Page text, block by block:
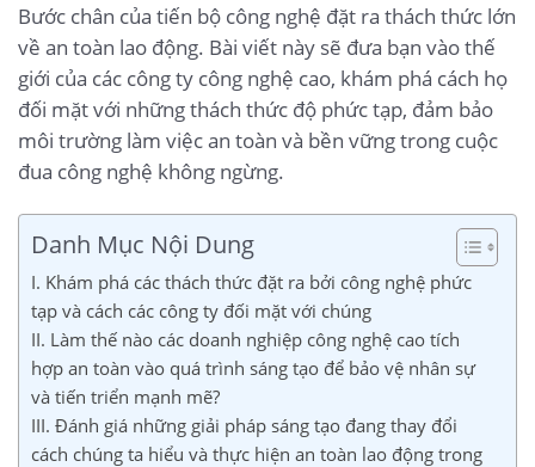
Bước chân của tiến bộ công nghệ đặt ra thách thức lớn
về an toàn lao động. Bài viết này sẽ đưa bạn vào thế
giới của các công ty công nghệ cao, khám phá cách họ
đối mặt với những thách thức độ phức tạp, đảm bảo
môi trường làm việc an toàn và bền vững trong cuộc
đua công nghệ không ngừng.
Danh Mục Nội Dung
I. Khám phá các thách thức đặt ra bởi công nghệ phức
tạp và cách các công ty đối mặt với chúng
II. Làm thế nào các doanh nghiệp công nghệ cao tích
hợp an toàn vào quá trình sáng tạo để bảo vệ nhân sự
và tiến triển mạnh mẽ?
III. Đánh giá những giải pháp sáng tạo đang thay đổi
cách chúng ta hiểu và thực hiện an toàn lao động trong